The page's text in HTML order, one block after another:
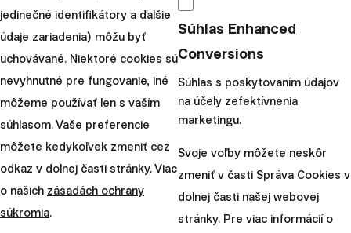
Novinky
Ako financovať rast biznisu: investori, úvery a
tvrdé lekcie GymBeamu
jedinečné identifikátory a ďalšie
údaje zariadenia) môžu byť
uchovávané. Niektoré cookies sú
nevyhnutné pre fungovanie, iné
môžeme používať len s vaším
súhlasom. Vaše preferencie
môžete kedykoľvek zmeniť cez
odkaz v dolnej časti stránky. Viac
o našich zásadách ochrany
súkromia.
Súhlas Enhanced
Conversions
Súhlas s poskytovaním údajov
na účely zefektívnenia
marketingu.
Svoje voľby môžete neskôr
zmeniť v časti Správa Cookies v
dolnej časti našej webovej
stránky. Pre viac informácií o